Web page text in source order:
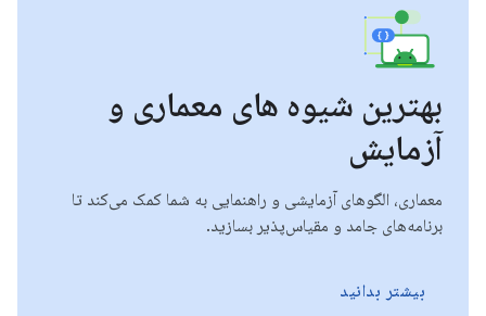
بهترین شیوه های معماری و
آزمایش
معماری، الگوهای آزمایشی و راهنمایی به شما کمک می‌کند تا
برنامه‌های جامد و مقیاس‌پذیر بسازید.
بیشتر بدانید